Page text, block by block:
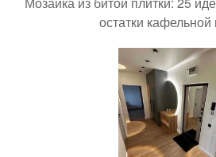
остатки кафельной